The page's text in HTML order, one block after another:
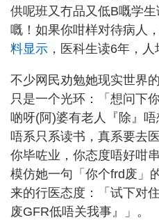
供呢班又冇品又低B嘅学
嘅！如果你咁样对待病人
料显示 ，医科生读6年，
不少网民劝勉她现实世界
只是一个光环：「想问下
啲呀(阿)婆有老人『除』
唔系只系读书，真系要去
你毕咗业，你态度唔好咁
模仿她一句「你个frd废」
来的行医态度：「试下对
废GFR低唔关我事』」。